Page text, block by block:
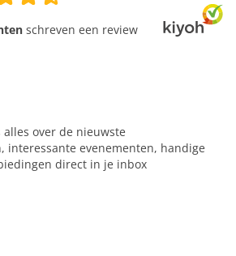
schreven een review
over de nieuwste
interessante evenementen, handige
direct in je inbox